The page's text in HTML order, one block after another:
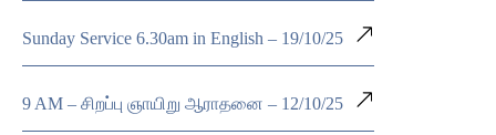
Sunday Service 6.30am in English – 19/10/25
9 AM – சிறப்பு ஞாயிறு ஆராதனை – 12/10/25